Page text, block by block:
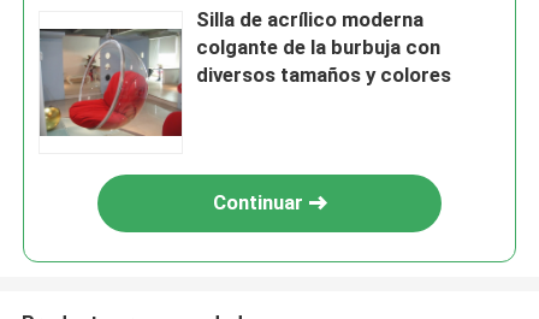
Silla de acrílico moderna
colgante de la burbuja con
diversos tamaños y colores
Continuar